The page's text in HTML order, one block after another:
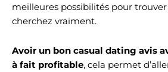
meilleures possibilités pour
cherchez vraiment.
Avoir un bon casual dating avis
à fait profitable, cela permet